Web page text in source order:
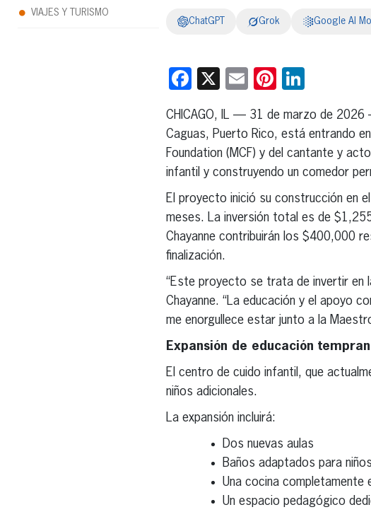
ChatGPT Grok Google AI
Facebook
X EmailPinterest
CHICAGO, IL — 31 de marzo de
Caguas, Puerto Rico, está entrando
Foundation (MCF) y del cantante y
infantil y construyendo un comedor
El proyecto inició su construcción en
meses. La inversión total es de
Chayanne contribuirán los $400,000
finalización.
“Este proyecto se trata de invertir en
Chayanne. “La educación y el apoyo
me enorgullece estar junto a la
Expansión de educación
El centro de cuido infantil, que
niños adicionales.
La expansión incluirá:
Dos nuevas aulas
Baños adaptados para niños
Una cocina completamente
Un espacio pedagógico
VIAJES Y TURISMO